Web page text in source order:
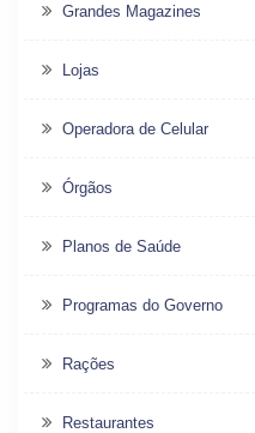
Grandes Magazines
Lojas
Operadora de Celular
Órgãos
Planos de Saúde
Programas do Governo
Rações
Restaurantes